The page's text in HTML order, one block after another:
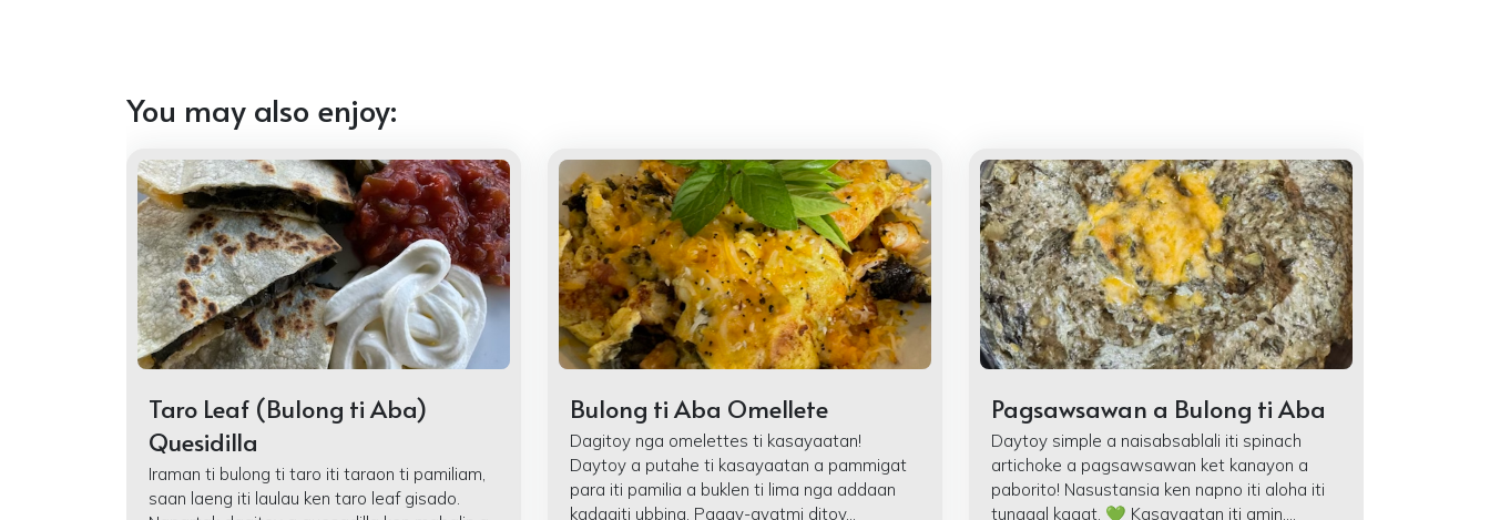
You may also enjoy:
Taro Leaf (Bulong ti Aba)
Quesidilla
Iraman ti bulong ti taro iti taraon ti pamiliam,
saan laeng iti laulau ken taro leaf gisado.
Bulong ti Aba Omellete
Dagitoy nga omelettes ti kasayaatan!
Daytoy a putahe ti kasayaatan a pammigat
para iti pamilia a buklen ti lima nga addaan
kadagiti ubbing. Pagay-ayatmi ditoy...
Pagsawsawan a Bulong ti Aba
Daytoy simple a naisabsablali iti spinach
artichoke a pagsawsawan ket kanayon a
paborito! Nasustansia ken napno iti aloha iti
tunggal kagat. 💚 Kasayaatan iti amin,...